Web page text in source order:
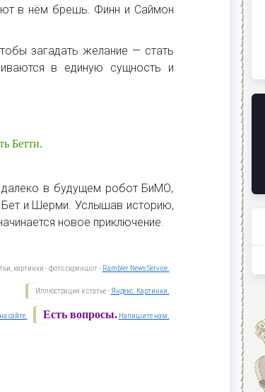
в нём брешь. Финн и Саймон
загадать желание — стать
в единую сущность и
Бетти.
далеко в будущем робот БиМО,
Бет и Шерми. Услышав историю,
новое приключение.
картинки - фото скриншот - Rambler News Service.
Иллюстрация к статье - Яндекс. Картинки.
Есть вопросы. Напишите нам.
сайте.